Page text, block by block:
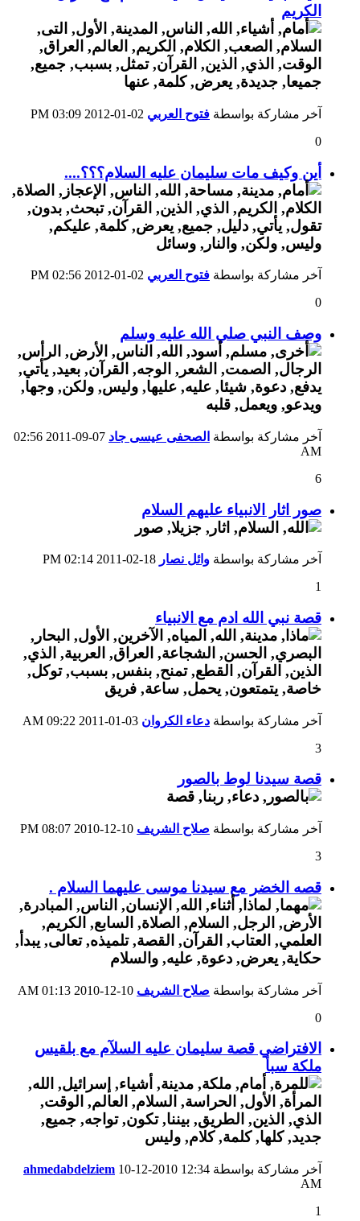
الكريم
آخر مشاركة بواسطة فتوح العربي
03:09 PM
0
أين وكيف مات سليمان عليه السلام؟؟؟....
آخر مشاركة بواسطة فتوح العربي
02:56 PM
0
وصف النبي صلي الله عليه وسلم
آخر مشاركة بواسطة الصحفى عيسى جاد
02:56
AM
6
صور اثار الانبياء عليهم السلام
آخر مشاركة بواسطة وائل نصار
02:14 PM
1
قصة نبي الله ادم مع الانبياء
آخر مشاركة بواسطة دعاء الكروان
09:22 AM
3
قصة سيدنا لوط بالصور
آخر مشاركة بواسطة صلاح الشريف
08:07 PM
3
قصه الخضر مع سيدنا موسى عليهما السلام .
آخر مشاركة بواسطة صلاح الشريف
01:13 AM
0
الافتراضي قصة سليمان عليه السلآم مع بلقيس
ملكة سبأ
آخر مشاركة بواسطة ahmedabdelziem 10-12-2010 12:34
AM
1